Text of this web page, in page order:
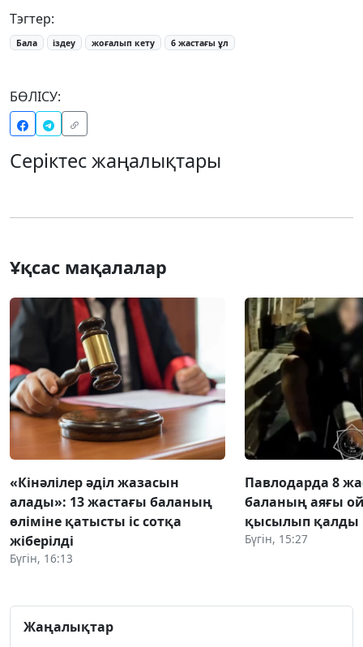
Тэгтер:
Бала іздеу жоғалып кету 6 жастағы ұл
БӨЛІСУ:
Серіктес жаңалықтары
Ұқсас мақалалар
«Кінәлілер әділ жазасын
алады»: 13 жастағы баланың
өліміне қатысты іс сотқа
жіберілді
Бүгін, 16:13
Павлодарда 8
баланың аяғы
қысылып қалды
Бүгін, 15:27
Жаңалықтар